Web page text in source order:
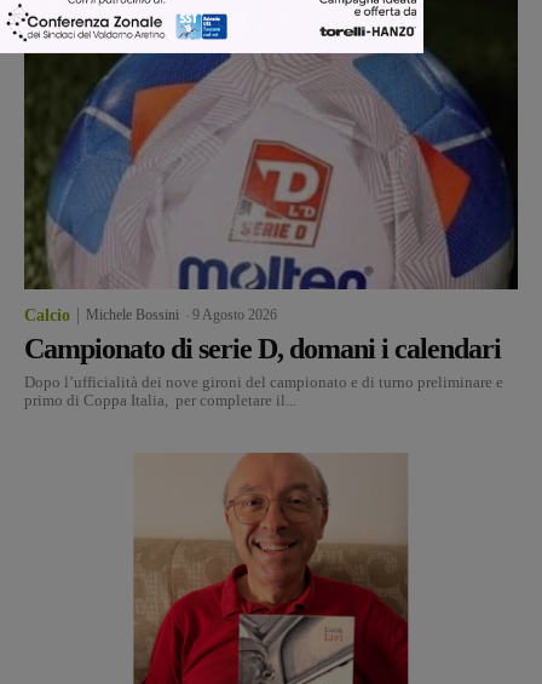
Calcio Michele Bossini 9 Agosto 2026
Campionato di serie D, domani i calendari
Dopo l’ufficialità dei nove gironi del campionato e di turno preliminare e
primo di Coppa Italia, per completare il...